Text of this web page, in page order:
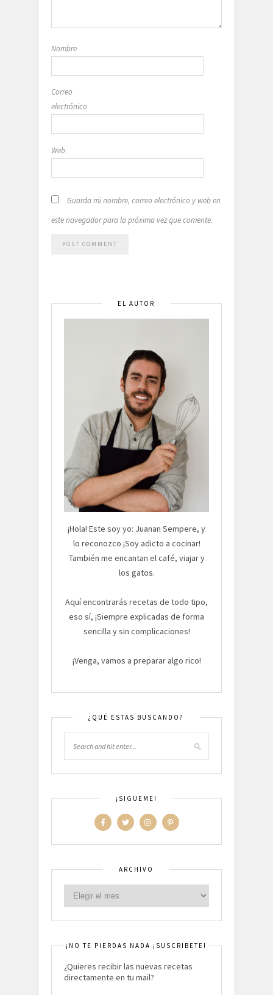
Nombre
Correo
electrónico
Web
Guarda mi nombre, correo electrónico y web en
este navegador para la próxima vez que comente.
EL AUTOR
¡Hola! Este soy yo: Juanan Sempere, y
lo reconozco ¡Soy adicto a cocinar!
También me encantan el café, viajar y
los gatos.
Aquí encontrarás recetas de todo tipo,
eso sí, ¡Siempre explicadas de forma
sencilla y sin complicaciones!
¡Venga, vamos a preparar algo rico!
¿QUÉ ESTAS BUSCANDO?
¡SIGUEME!
ARCHIVO
¡NO TE PIERDAS NADA ¡SUSCRIBETE!
¿Quieres recibir las nuevas recetas
directamente en tu mail?